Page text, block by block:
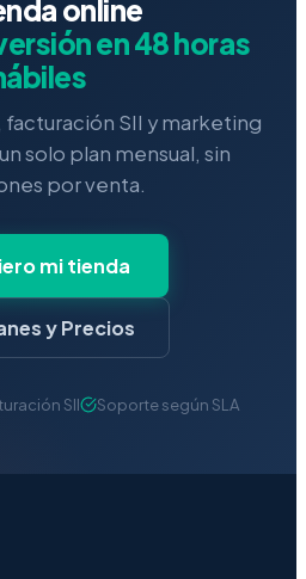
online
en 48 horas
SII y marketing
solo plan mensual, sin
por venta.
mi tienda
y Precios
SII Soporte según SLA